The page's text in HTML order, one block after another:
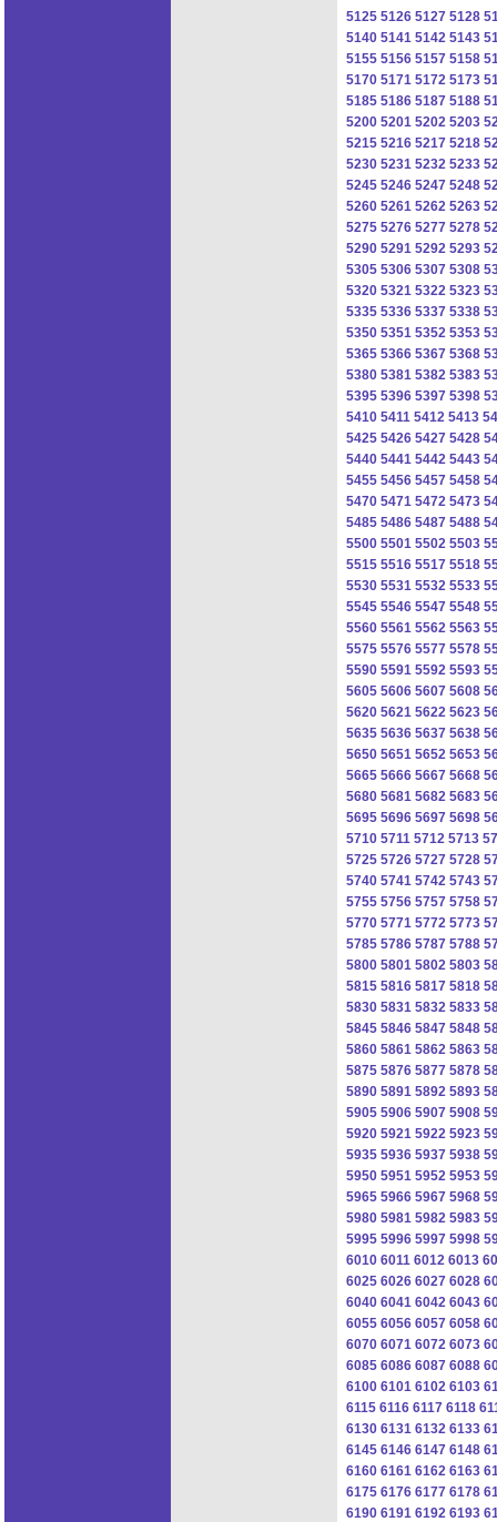
5125 5126 5127 5128
5140 5141 5142 5143
5155 5156 5157 5158
5170 5171 5172 5173
5185 5186 5187 5188
5200 5201 5202 5203
5215 5216 5217 5218
5230 5231 5232 5233
5245 5246 5247 5248
5260 5261 5262 5263
5275 5276 5277 5278
5290 5291 5292 5293
5305 5306 5307 5308
5320 5321 5322 5323
5335 5336 5337 5338
5350 5351 5352 5353
5365 5366 5367 5368
5380 5381 5382 5383
5395 5396 5397 5398
5410 5411 5412 5413
5425 5426 5427 5428
5440 5441 5442 5443
5455 5456 5457 5458
5470 5471 5472 5473
5485 5486 5487 5488
5500 5501 5502 5503
5515 5516 5517 5518
5530 5531 5532 5533
5545 5546 5547 5548
5560 5561 5562 5563
5575 5576 5577 5578
5590 5591 5592 5593
5605 5606 5607 5608
5620 5621 5622 5623
5635 5636 5637 5638
5650 5651 5652 5653
5665 5666 5667 5668
5680 5681 5682 5683
5695 5696 5697 5698
5710 5711 5712 5713
5725 5726 5727 5728
5740 5741 5742 5743
5755 5756 5757 5758
5770 5771 5772 5773
5785 5786 5787 5788
5800 5801 5802 5803
5815 5816 5817 5818
5830 5831 5832 5833
5845 5846 5847 5848
5860 5861 5862 5863
5875 5876 5877 5878
5890 5891 5892 5893
5905 5906 5907 5908
5920 5921 5922 5923
5935 5936 5937 5938
5950 5951 5952 5953
5965 5966 5967 5968
5980 5981 5982 5983
5995 5996 5997 5998
6010 6011 6012 6013
6025 6026 6027 6028
6040 6041 6042 6043
6055 6056 6057 6058
6070 6071 6072 6073
6085 6086 6087 6088
6100 6101 6102 6103
6115 6116 6117 6118
6130 6131 6132 6133
6145 6146 6147 6148
6160 6161 6162 6163
6175 6176 6177 6178
6190 6191 6192 6193